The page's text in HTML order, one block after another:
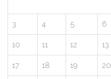
3 4 5 6
10 11 12 13
17 18 19 20